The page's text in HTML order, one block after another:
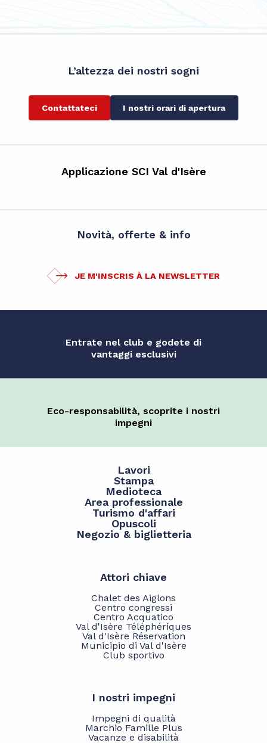
L’altezza dei nostri sogni
Contattateci I nostri orari di apertura
Applicazione SCI Val d'Isère
Novità, offerte & info
JE M'INSCRIS À LA NEWSLETTER
Entrate nel club e godete di
vantaggi esclusivi
Eco-responsabilità, scoprite i nostri
impegni
Lavori
Stampa
Medioteca
Area professionale
Turismo d'affari
Opuscoli
Negozio & biglietteria
Attori chiave
Chalet des Aiglons
Centro congressi
Centro Acquatico
Val d'Isère Téléphériques
Val d'Isère Réservation
Municipio di Val d'Isère
Club sportivo
I nostri impegni
Impegni di qualità
Marchio Famille Plus
Vacanze e disabilità